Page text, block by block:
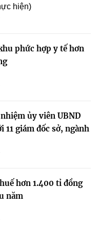
hiện)
phức hợp y tế hơn
ủy viên UBND
11 giám đốc sở, ngành
hơn 1.400 tỉ đồng
năm